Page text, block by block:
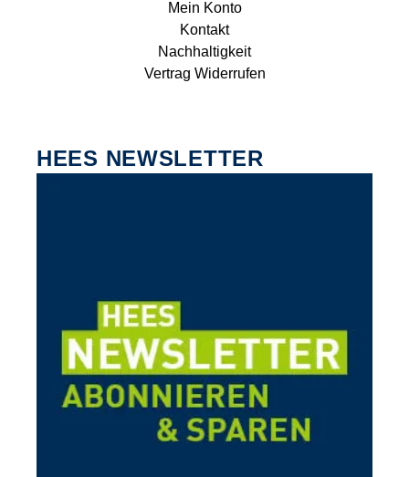
Mein Konto
Kontakt
Nachhaltigkeit
Vertrag Widerrufen
HEES NEWSLETTER